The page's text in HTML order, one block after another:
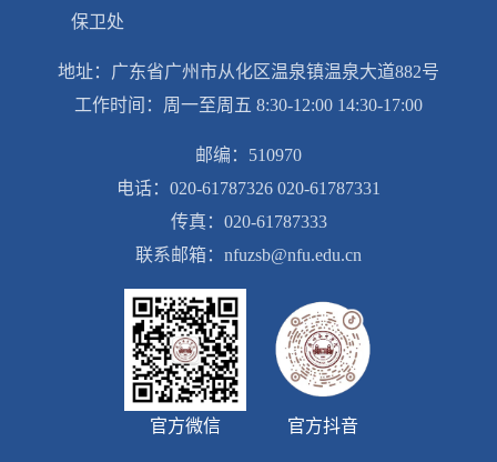
保卫处
地址：广东省广州市从化区温泉镇温泉大道882号
工作时间：周一至周五 8:30-12:00 14:30-17:00
邮编：510970
电话：020-61787326 020-61787331
传真：020-61787333
联系邮箱：nfuzsb@nfu.edu.cn
官方微信 官方抖音